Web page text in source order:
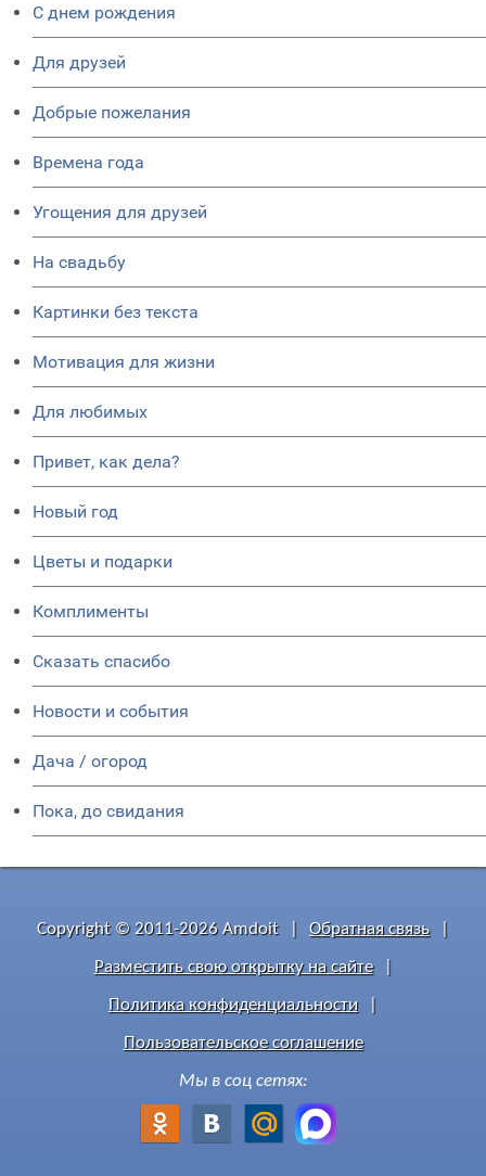
C днем рождения
Для друзей
Добрые пожелания
Времена года
Угощения для друзей
На свадьбу
Картинки без текста
Мотивация для жизни
Для любимых
Привет, как дела?
Новый год
Цветы и подарки
Комплименты
Сказать спасибо
Новости и события
Дача / огород
Пока, до свидания
Copyright © 2011-2026 Amdoit Обратная связь
Разместить свою открытку на сайте
Политика конфиденциальности
Пользовательское соглашение
Мы в соц сетях: